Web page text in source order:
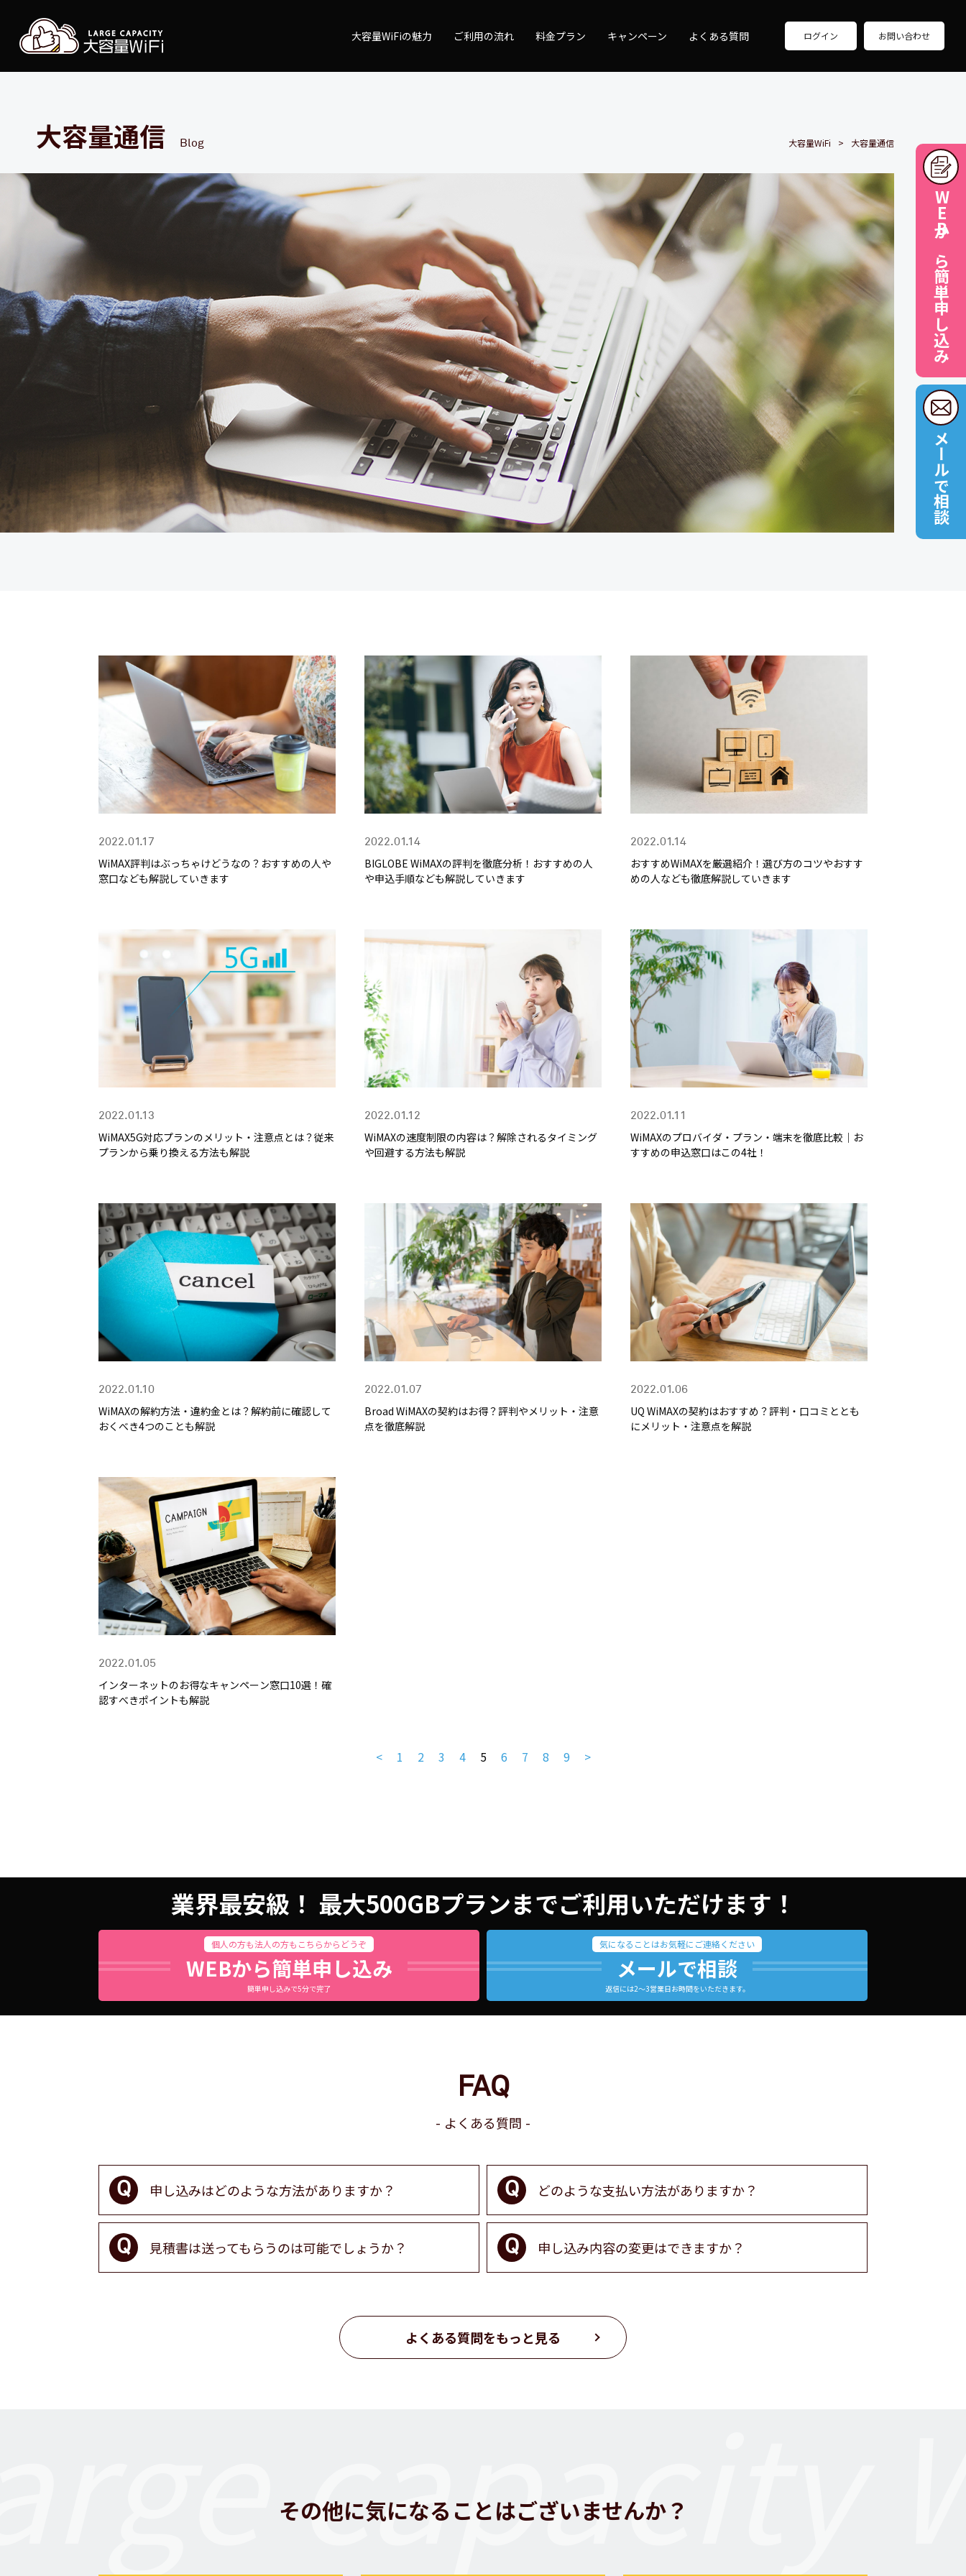
大容量WiFiの魅力 ご利用の流れ 料金プラン キャンペーン よくある質問 ログイン お問い合わせ
WEBから簡単申し込み
メールで相談
大容量通信 Blog 大容量WiFi 大容量通信
2022.01.17
WiMAX評判はぶっちゃけどうなの？おすすめの人や
窓口なども解説していきます
2022.01.14
BIGLOBE WiMAXの評判を徹底分析！おすすめの人
や申込手順なども解説していきます
2022.01.14
おすすめWiMAXを厳選紹介！選び方のコツやおすす
めの人なども徹底解説していきます
2022.01.13
WiMAX5G対応プランのメリット・注意点とは？従来
プランから乗り換える方法も解説
2022.01.12
WiMAXの速度制限の内容は？解除されるタイミング
や回避する方法も解説
2022.01.11
WiMAXのプロバイダ・プラン・端末を徹底比較｜お
すすめの申込窓口はこの4社！
2022.01.10
WiMAXの解約方法・違約金とは？解約前に確認して
おくべき4つのことも解説
2022.01.07
Broad WiMAXの契約はお得？評判やメリット・注意
点を徹底解説
2022.01.06
UQ WiMAXの契約はおすすめ？評判・口コミととも
にメリット・注意点を解説
2022.01.05
インターネットのお得なキャンペーン窓口10選！確
認すべきポイントも解説
< 1 2 3 4 5 6 7 8 9 >
業界最安級！ 最大500GBプランまでご利用いただけます！
個人の方も法人の方もこちらからどうぞ
WEBから簡単申し込み
簡単申し込みで5分で完了
気になることはお気軽にご連絡ください
メールで相談
返信には2～3営業日お時間をいただきます。
FAQ
よくある質問
申し込みはどのような方法がありますか？ どのような支払い方法がありますか？
見積書は送ってもらうのは可能でしょうか？ 申し込み内容の変更はできますか？
よくある質問をもっと見る
その他に気になることはございませんか？
capacity